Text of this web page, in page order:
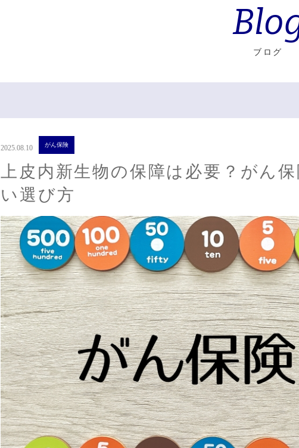
ブログ
2025.08.10 がん保険
上皮内新生物の保障は必要？がん
い選び方